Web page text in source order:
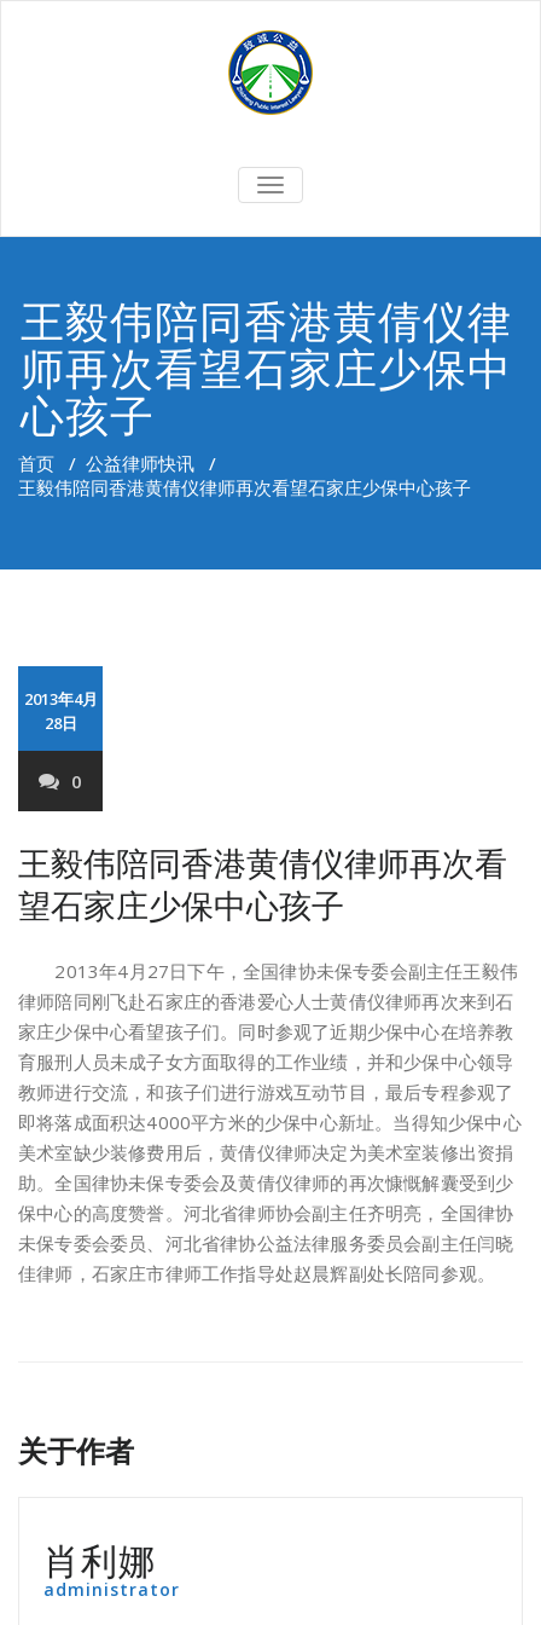
切
换
王毅伟陪同香港黄倩仪律
师再次看望石家庄少保中
心孩子
首页 / 公益律师快讯 /
王毅伟陪同香港黄倩仪律师再次看望石家庄少保中心孩子
2013年4月
28日
0
王毅伟陪同香港黄倩仪律师再次看
望石家庄少保中心孩子
2013年4月27日下午，全国律协未保专委会副主任王毅伟
律师陪同刚飞赴石家庄的香港爱心人士黄倩仪律师再次来到石
家庄少保中心看望孩子们。同时参观了近期少保中心在培养教
育服刑人员未成子女方面取得的工作业绩，并和少保中心领导
教师进行交流，和孩子们进行游戏互动节目，最后专程参观了
即将落成面积达4000平方米的少保中心新址。当得知少保中心
美术室缺少装修费用后，黄倩仪律师决定为美术室装修出资捐
助。全国律协未保专委会及黄倩仪律师的再次慷慨解囊受到少
保中心的高度赞誉。河北省律师协会副主任齐明亮，全国律协
未保专委会委员、河北省律协公益法律服务委员会副主任闫晓
佳律师，石家庄市律师工作指导处赵晨辉副处长陪同参观。
关于作者
肖利娜
administrator